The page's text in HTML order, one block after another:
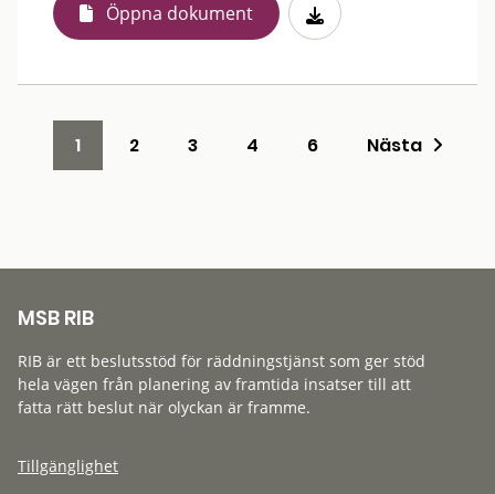
Öppna dokument
1 2 3 4 6 Nästa
MSB RIB
RIB är ett beslutsstöd för räddningstjänst som ger stöd
hela vägen från planering av framtida insatser till att
fatta rätt beslut när olyckan är framme.
Tillgänglighet